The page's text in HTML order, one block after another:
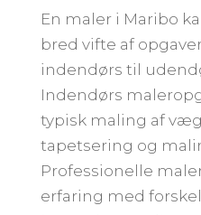
En maler i Maribo
bred vifte af
indendørs til
Indendørs
typisk maling af
tapetsering og
Professionelle
erfaring med